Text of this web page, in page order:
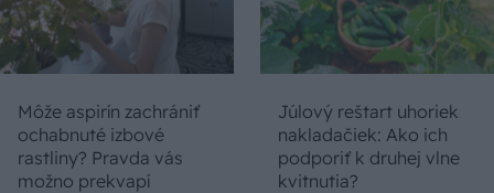
Môže aspirín zachrániť
ochabnuté izbové
rastliny? Pravda vás
možno prekvapí
Júlový reštart uhoriek
nakladačiek: Ako ich
podporiť k druhej vlne
kvitnutia?